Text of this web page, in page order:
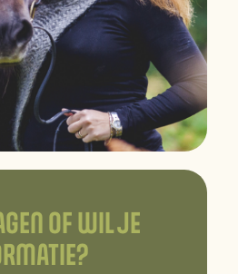
OF WIL JE